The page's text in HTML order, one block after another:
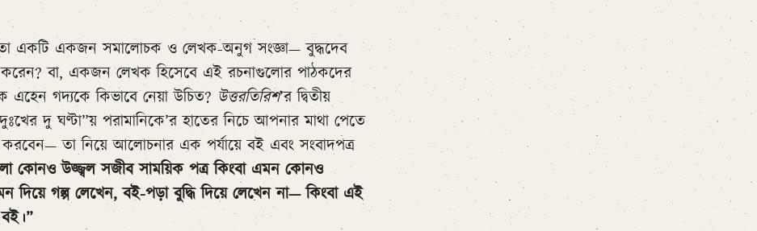
তো একটি একজন সমালোচক ও লেখক-অনুগ সংজ্ঞা— বুদ্ধদেব
বা, একজন লেখক হিসেবে এই রচনাগুলোর পাঠকদের
গদ্যকে কিভাবে নেয়া উচিত? উত্তরতিরিশ’র দ্বিতীয়
দু ঘণ্টা”য় পরামানিকে’র হাতের নিচে আপনার মাথা পেতে
করবেন— তা নিয়ে আলোচনার এক পর্যায়ে বই এবং সংবাদপত্র
কোনও উজ্জ্বল সজীব সাময়িক পত্র কিংবা এমন কোনও
দিয়ে গল্প লেখেন, বই-পড়া বুদ্ধি দিয়ে লেখেন না— কিংবা এই